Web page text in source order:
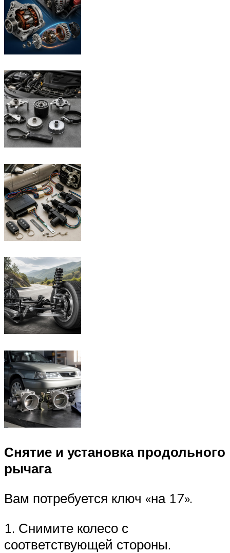
Снятие и установка продольного
рычага
Вам потребуется ключ «на 17».
1. Снимите колесо с
соответствующей стороны.